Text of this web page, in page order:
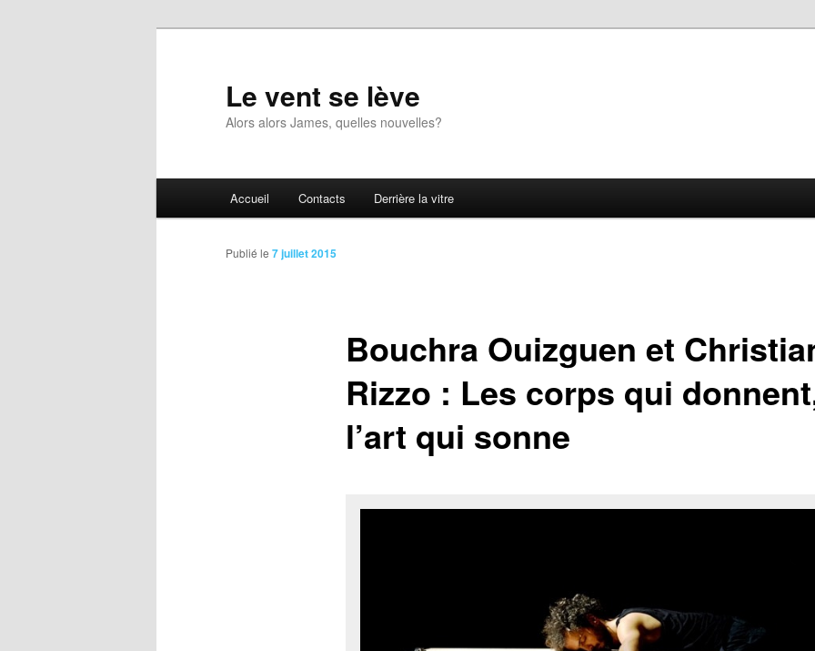
Le vent se lève
Alors alors James, quelles nouvelles?
Accueil Contacts Derrière la vitre
Bouchra Ouizguen et
Rizzo : Les corps qui
l’art qui sonne
Publié le 7 juillet 2015